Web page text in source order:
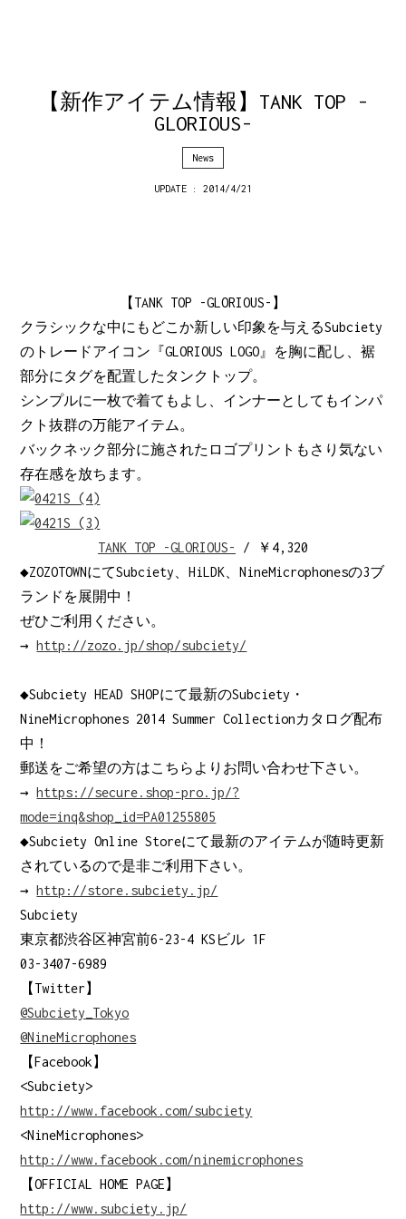
【新作アイテム情報】TANK TOP -
GLORIOUS-
News
UPDATE : 2014/4/21
【TANK TOP -GLORIOUS-】
クラシックな中にもどこか新しい印象を与えるSubciety
のトレードアイコン『GLORIOUS LOGO』を胸に配し、裾
部分にタグを配置したタンクトップ。
シンプルに一枚で着てもよし、インナーとしてもインパ
クト抜群の万能アイテム。
バックネック部分に施されたロゴプリントもさり気ない
存在感を放ちます。
TANK TOP -GLORIOUS-
/ ￥4,320
◆ZOZOTOWNにてSubciety、HiLDK、NineMicrophonesの3ブ
ランドを展開中！
ぜひご利用ください。
→http://zozo.jp/shop/subciety/
◆Subciety HEAD SHOPにて最新のSubciety・
NineMicrophones 2014 Summer Collectionカタログ配布
中！
郵送をご希望の方はこちらよりお問い合わせ下さい。
→https://secure.shop-pro.jp/?
mode=inq&shop_id=PA01255805
◆Subciety Online Storeにて最新のアイテムが随時更新
されているので是非ご利用下さい。
→http://store.subciety.jp/
Subciety
東京都渋谷区神宮前6-23-4 KSビル 1F
03-3407-6989
【Twitter】
@Subciety_Tokyo
@NineMicrophones
【Facebook】
<Subciety>
http://www.facebook.com/subciety
<NineMicrophones>
http://www.facebook.com/ninemicrophones
【OFFICIAL HOME PAGE】
http://www.subciety.jp/